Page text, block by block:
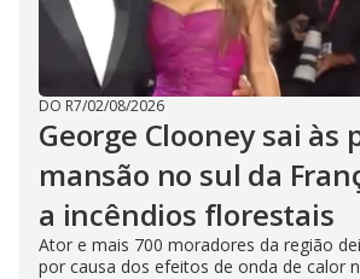
DO R7/02/08/2026
George Clooney sai às
mansão no sul da
a incêndios florestais
Ator e mais 700 moradores da região
por causa dos efeitos de onda de calor